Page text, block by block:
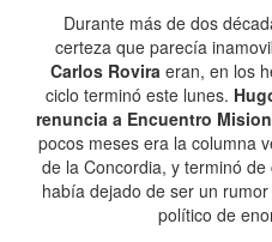
Durante más de dos
certeza que parecía
Carlos Roviraeran, en los
ciclo terminó este lunes.
renuncia a Encuentro
pocos meses era la columna
de la Concordia, y terminó
había dejado de ser un
político de